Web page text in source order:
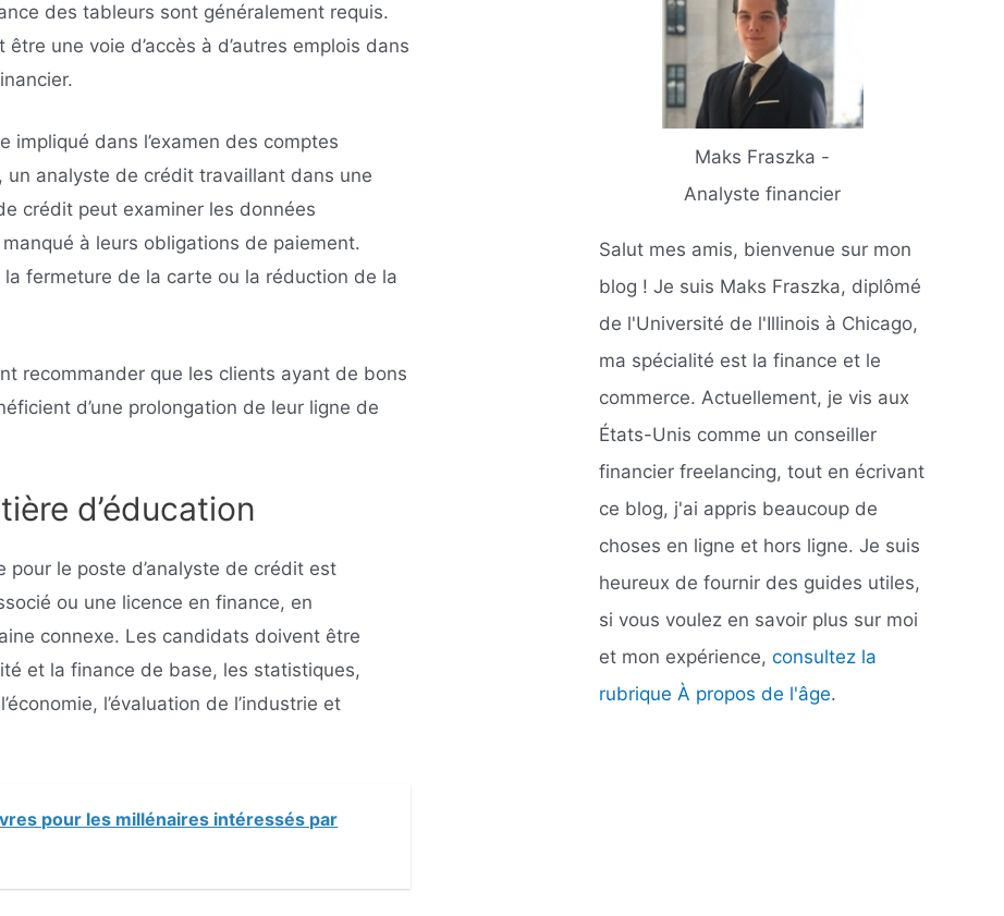
des tableurs sont généralement requis.
être une voie d’accès à d’autres emplois dans
impliqué dans l’examen des comptes
un analyste de crédit travaillant dans une
crédit peut examiner les données
à leurs obligations de paiement.
la fermeture de la carte ou la réduction de la
recommander que les clients ayant de bons
d’une prolongation de leur ligne de
d’éducation
pour le poste d’analyste de crédit est
ou une licence en finance, en
connexe. Les candidats doivent être
et la finance de base, les statistiques,
l’évaluation de l’industrie et
pour les millénaires intéressés par
Maks Fraszka -
Analyste financier
Salut mes amis, bienvenue sur mon
blog ! Je suis Maks Fraszka, diplômé
de l'Université de l'Illinois à Chicago,
ma spécialité est la finance et le
commerce. Actuellement, je vis aux
États-Unis comme un conseiller
financier freelancing, tout en écrivant
ce blog, j'ai appris beaucoup de
choses en ligne et hors ligne. Je suis
heureux de fournir des guides utiles,
si vous voulez en savoir plus sur moi
et mon expérience, consultez la
rubrique À propos de l'âge.